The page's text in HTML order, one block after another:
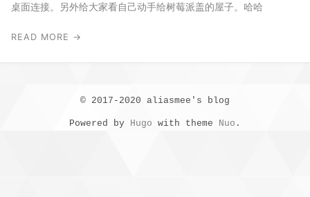
桌面连接。另外给大家看自己动手给树莓派盖的屋子。哈哈
READ MORE →
© 2017-2020 aliasmee's blog
Powered by Hugo with theme Nuo .